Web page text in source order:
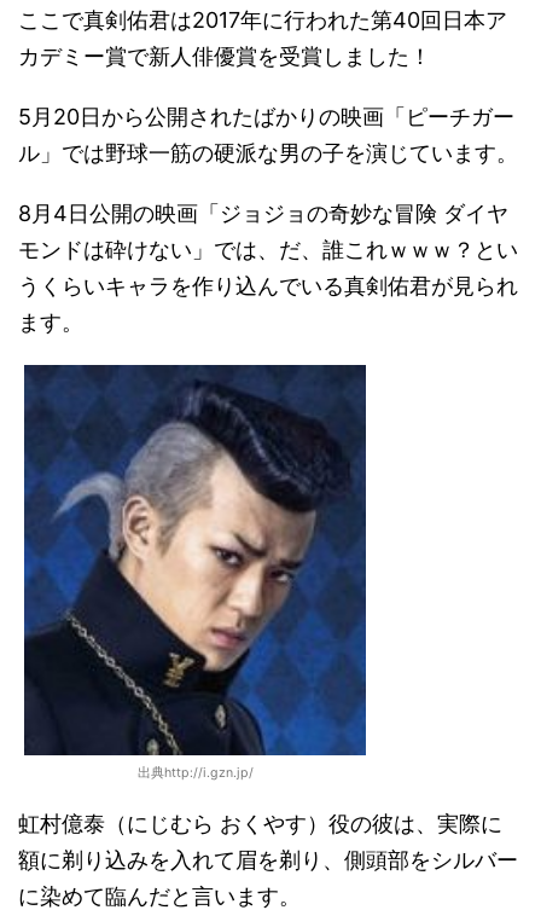
ここで真剣佑君は2017年に行われた第40回日本ア
カデミー賞で新人俳優賞を受賞しました！
5月20日から公開されたばかりの映画「ピーチガー
ル」では野球一筋の硬派な男の子を演じています。
8月4日公開の映画「ジョジョの奇妙な冒険 ダイヤ
モンドは砕けない」では、だ、誰これｗｗｗ？とい
うくらいキャラを作り込んでいる真剣佑君が見られ
ます。
出典http://i.gzn.jp/
虹村億泰（にじむら おくやす）役の彼は、実際に
額に剃り込みを入れて眉を剃り、側頭部をシルバー
に染めて臨んだと言います。